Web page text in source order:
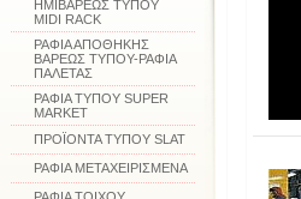
ΗΜΙΒΑΡΕΩΣ ΤΥΠΟΥ
MIDI RACK
ΡΑΦΙΑ ΑΠΟΘΗΚΗΣ
ΒΑΡΕΩΣ ΤΥΠΟΥ-ΡΑΦΙΑ
ΠΑΛΕΤΑΣ
ΡΑΦΙΑ ΤΥΠΟΥ SUPER
MARKET
ΠΡΟΪΟΝΤΑ ΤΥΠΟΥ SLAT
ΡΑΦΙΑ ΜΕΤΑΧΕΙΡΙΣΜΕΝΑ